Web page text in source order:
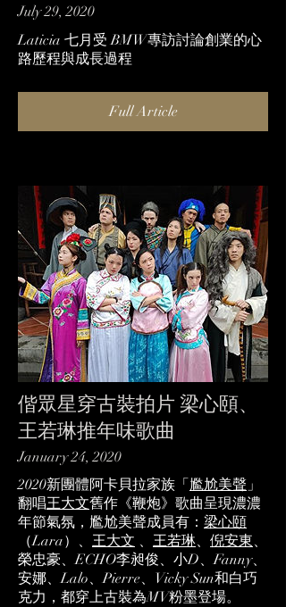
July 29, 2020
Laticia 七月受 BMW專訪討論創業的心
路歷程與成長過程
Full Article
偕眾星穿古裝拍片 梁心頤、
王若琳推年味歌曲
January 24, 2020
2020新團體阿卡貝拉家族「尷尬美聲 」
翻唱王大文舊作《鞭炮》歌曲呈現濃濃
年節氣氛，尷尬美聲成員有： 梁心頤
（Lara）、 王大文 、 王若琳、 倪安東、
榮忠豪、ECHO李昶俊、小D、Fanny、
安娜、Lalo、Pierre、Vicky Sun和白巧
克力，都穿上古裝為MV粉墨登場。